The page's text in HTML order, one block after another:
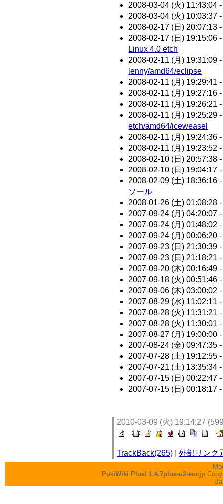
2008-03-04 (火) 11:43:04
2008-03-04 (火) 10:03:37
2008-02-17 (日) 20:07:13
2008-02-17 (日) 19:15:06
Linux 4.0 etch
2008-02-11 (月) 19:31:09
lenny/amd64/eclipse
2008-02-11 (月) 19:29:41
2008-02-11 (月) 19:27:16
2008-02-11 (月) 19:26:21
2008-02-11 (月) 19:25:29
etch/amd64/iceweasel
2008-02-11 (月) 19:24:36
2008-02-11 (月) 19:23:52
2008-02-10 (日) 20:57:38
2008-02-10 (日) 19:04:17
2008-02-09 (土) 18:36:16
ソール
2008-01-26 (土) 01:08:28
2007-09-24 (月) 04:20:07
2007-09-24 (月) 01:48:02
2007-09-24 (月) 00:06:20
2007-09-23 (日) 21:30:39
2007-09-23 (日) 21:18:21
2007-09-20 (木) 00:16:49
2007-09-18 (火) 00:51:46
2007-09-06 (木) 03:00:02
2007-08-29 (水) 11:02:11
2007-08-28 (火) 11:31:21
2007-08-28 (火) 11:30:01
2007-08-27 (月) 19:00:00
2007-08-24 (金) 09:47:35
2007-07-28 (土) 19:12:55
2007-07-21 (土) 13:35:34
2007-07-15 (日) 00:22:47
2007-07-15 (日) 00:18:17
2010-03-09 (火) 19:14:27
TrackBack(265) |外部リンク
PukiWiki Plus! 1.4.7plus-u2-eucjp